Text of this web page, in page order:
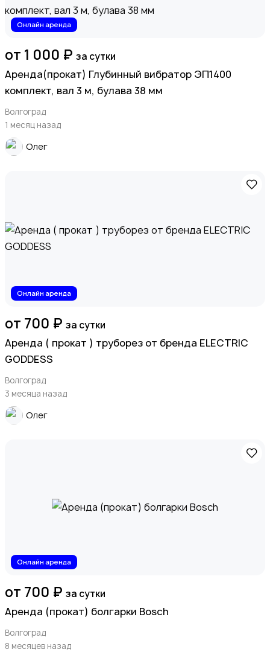
Онлайн аренда
от 1 000 ₽ за сутки
Аренда(прокат) Глубинный вибратор ЭП1400
комплект, вал 3 м, булава 38 мм
Волгоград
1 месяц назад
Олег
Онлайн аренда
от 700 ₽ за сутки
Аренда ( прокат ) труборез от бренда ELECTRIC
GODDESS
Волгоград
3 месяца назад
Олег
Онлайн аренда
от 700 ₽ за сутки
Аренда (прокат) болгарки Bosch
Волгоград
8 месяцев назад